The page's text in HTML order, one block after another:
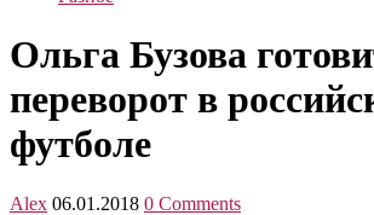
Ольга Бузова
переворот в
футболе
Alex 06.01.2018 0 Comments